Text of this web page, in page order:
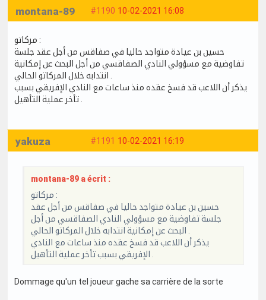
#1190 10-02-2021 16:08
montana-89
مركاتو :
حسين بن عيادة متواجد حاليا في صفاقس من أجل عقد جلسة
تفاوضية مع مسؤولي النادي الصفاقسي من أجل البحث عن إمكانية
يذكر أن اللاعب قد فسخ عقده منذ ساعات مع النادي الإفريقي بسبب
#1191 10-02-2021 16:19
yakuza
montana-89 a écrit :
مركاتو :
حسين بن عيادة متواجد حاليا في صفاقس من أجل عقد
جلسة تفاوضية مع مسؤولي النادي الصفاقسي من أجل
يذكر أن اللاعب قد فسخ عقده منذ ساعات مع النادي
Dommage qu'un tel joueur gache sa carrière de la sorte